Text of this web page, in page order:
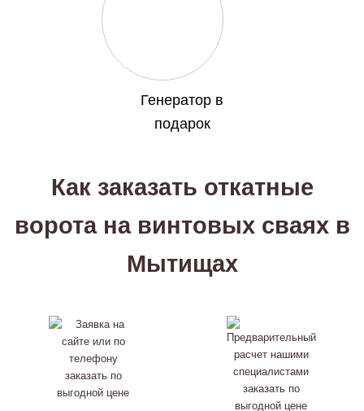
Генератор в
подарок
Как заказать откатные
ворота на винтовых сваях в
Мытищах